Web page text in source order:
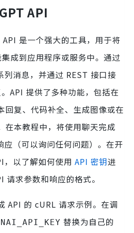
API
是一个强大的工具，用于将
成到应用程序或服务中。通过
列消息，并通过 REST 接口接
API 提供了多种功能，包括在
回复、代码补全、生成图像或在
在本教程中，将使用聊天完成
应（可以询问任何问题）。在开
，以了解如何使用 API 密钥进
请求参数和响应的格式。
API 的 cURL 请求示例。在调
替换为自己的